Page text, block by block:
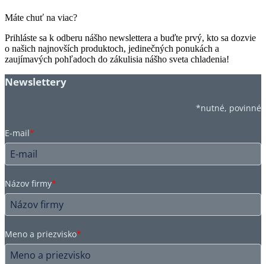
Máte chuť na viac?
Prihláste sa k odberu nášho newslettera a buďte prvý, kto sa dozvie
o našich najnovších produktoch, jedinečných ponukách a
zaujímavých pohľadoch do zákulisia nášho sveta chladenia!
Newslettery
*nutné, povinné
E-mail*
Názov firmy*
Meno a priezvisko*